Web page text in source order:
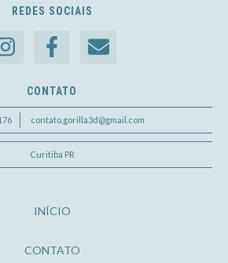
REDES SOCIAIS
CONTATO
contato.gorilla3d@gmail.com
Curitiba PR
INÍCIO
CONTATO